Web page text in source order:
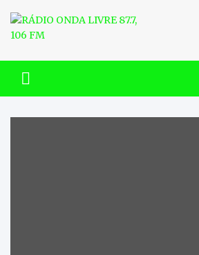
content
RÁDIO ONDA
FM